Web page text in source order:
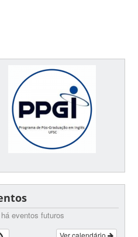
eventos futuros
Ver calendário